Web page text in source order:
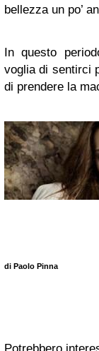
bellezza un po’
In questo
voglia di sentirci
di prendere la
di Paolo Pinna